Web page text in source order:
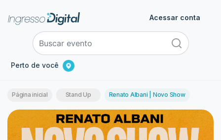
Perto de você
Acessar conta
Página inicial Stand Up Renato Albani | Novo Show